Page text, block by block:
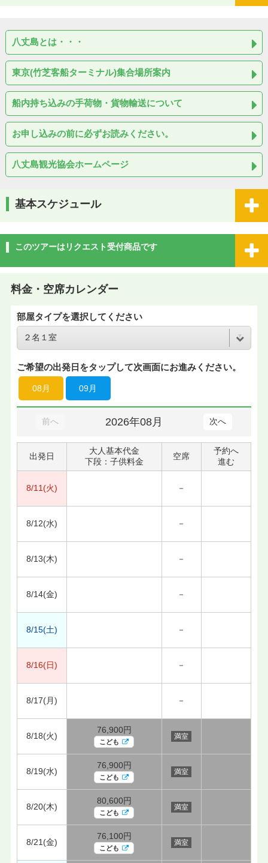
八丈島とは・・・
東京(竹芝客船ターミナル)集合場所案内
船内持ち込みの手荷物・貨物輸送について
お申し込みの前に必ずお読みください。
八丈島観光協会ホームページ
基本スケジュール
このツアーはリクエスト受付商品です
料金・空席カレンダー
部屋タイプを選択してください
ご希望の出発日をタップして次画面にお進みください。
08月 09月
前へ 2026年08月 次へ
出発日
大人基本代金
下段：子供料金
空席
予約へ
進む
8/11(火) －
8/12(水) －
8/13(木) －
8/14(金) －
8/15(土) －
8/16(日) －
8/17(月) －
8/18(火)
76,900円
こども
満室
8/19(水)
76,900円
こども
満室
8/20(木)
80,600円
こども
満室
8/21(金)
76,100円
こども
満室